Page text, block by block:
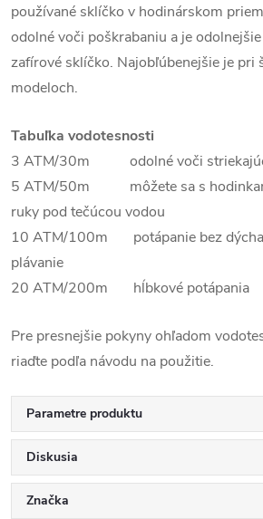
používané sklíčko v hodinárskom
odolné voči poškrabaniu a je
zafírové sklíčko. Najobľúbenejšie je pri
modeloch.
Tabuľka vodotesnosti
3 ATM/30m odolné voči
5 ATM/50m môžete sa s
ruky pod tečúcou vodou
10 ATM/100m potápanie bez
plávanie
20 ATM/200m hĺbkové potápania
Pre presnejšie pokyny ohľadom
riaďte podľa návodu na použitie.
Parametre produktu
Diskusia
Značka